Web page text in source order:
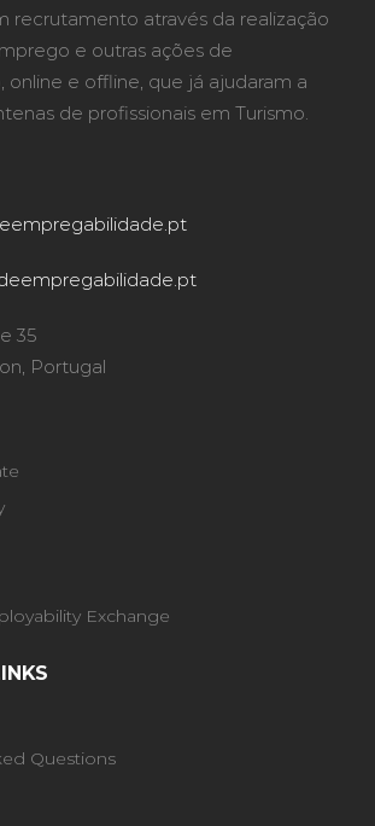
recrutamento através da realização
e outras ações de
online e offline, que já ajudaram a
de profissionais em Turismo.
35
Portugal
Exchange
Questions